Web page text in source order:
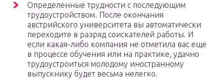
Определенные трудности с последующим
трудоустройством. После окончания
австрийского университета вы автоматически
переходите в разряд соискателей работы. И
если какая-либо компания не отметила вас еще
в процессе обучения или на практике, удачно
трудоустроиться молодому иностранному
выпускнику будет весьма нелегко.